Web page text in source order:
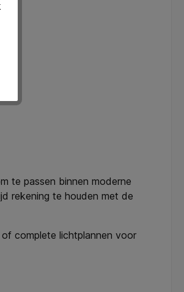
te passen binnen moderne
rekening te houden met de
complete lichtplannen voor